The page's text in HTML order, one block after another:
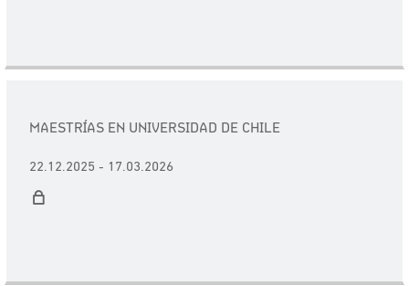
MAESTRÍAS EN UNIVERSIDAD DE CHILE
22.12.2025 - 17.03.2026